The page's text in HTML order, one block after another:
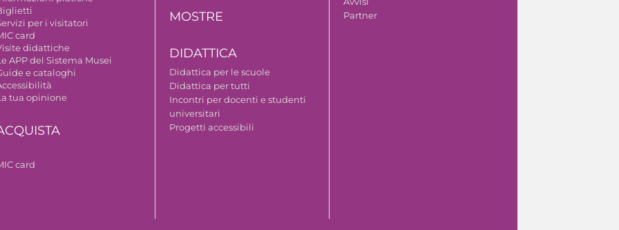
per i visitatori
card
didattiche
APP del Sistema Musei
e cataloghi
tua opinione
card
MOSTRE
DIDATTICA
Didattica per le scuole
Didattica per tutti
Incontri per docenti e studenti
universitari
Progetti accessibili
Partner